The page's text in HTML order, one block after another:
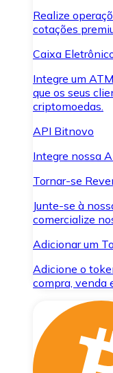
Realize
cotações
Caixa
Integre um
que os seus
criptomoedas.
API Bitnovo
Integre nossa
Tornar-se
Junte-se à
comercialize
Adicionar um
Adicione o
compra, venda